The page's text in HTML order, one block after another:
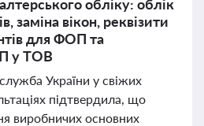
обліку: облік
заміна вікон, реквізити
для ФОП та
у ТОВ
України у свіжих
підтвердила, що
виробничих основних